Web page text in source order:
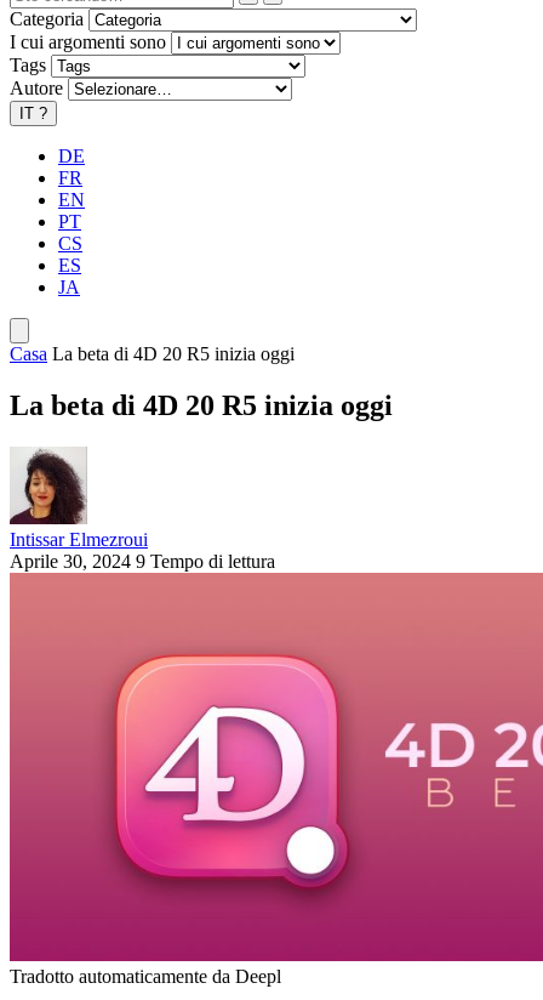
Categoria
I cui argomenti sono
Tags
Autore
IT ?
DE
FR
EN
PT
CS
ES
JA
Casa La beta di 4D 20 R5 inizia oggi
La beta di 4D 20 R5 inizia oggi
Intissar Elmezroui
Aprile 30, 2024 9 Tempo di lettura
Tradotto automaticamente da Deepl